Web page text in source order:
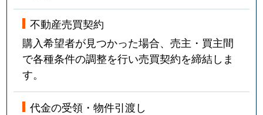
不動産売買契約
購入希望者が見つかった場合、売主・買主間
で各種条件の調整を行い売買契約を締結しま
す。
代金の受領・物件引渡し